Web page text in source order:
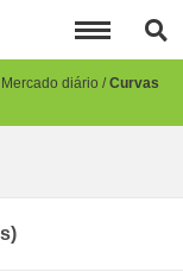
diário Curvas